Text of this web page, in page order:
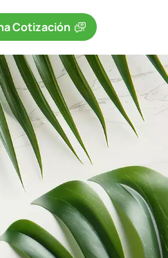
Cotización